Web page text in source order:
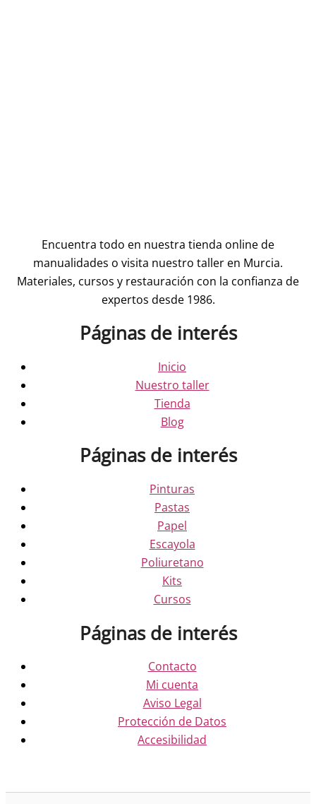
Encuentra todo en nuestra tienda online de
manualidades o visita nuestro taller en Murcia.
Materiales, cursos y restauración con la confianza de
expertos desde 1986.
Páginas de interés
Inicio
Nuestro taller
Tienda
Blog
Páginas de interés
Pinturas
Pastas
Papel
Escayola
Poliuretano
Kits
Cursos
Páginas de interés
Contacto
Mi cuenta
Aviso Legal
Protección de Datos
Accesibilidad